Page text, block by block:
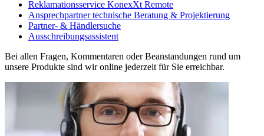
Reklamationsservice KonexXt Remote
Ansprechpartner technische Beratung & Projektierung
Partner- & Händlersuche
Ausschreibungsassistent
Bei allen Fragen, Kommentaren oder Beanstandungen rund um
unsere Produkte sind wir online jederzeit für Sie erreichbar.